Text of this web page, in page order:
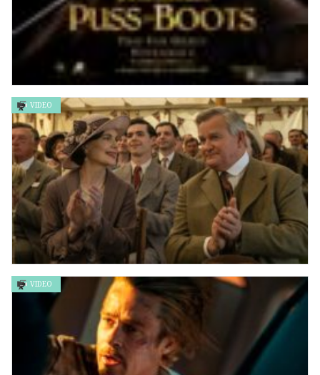
《無敵貓劍俠 : 8+1條名》
唐頓莊園：盛世終章 DOWNTON ABBEY: THE GRAND FINALE
VIDEO
VIDEO